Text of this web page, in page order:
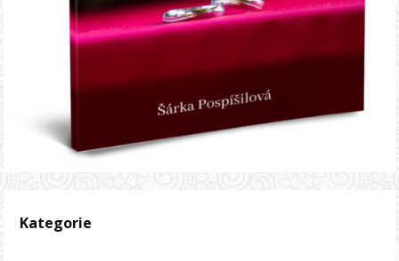
Kategorie